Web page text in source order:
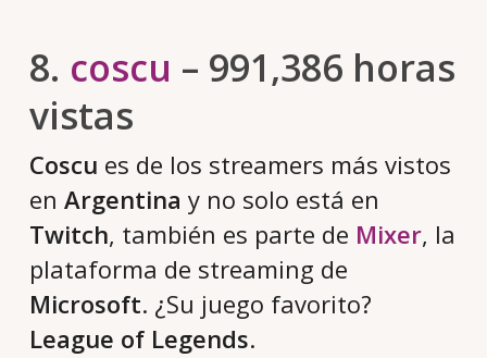
8. coscu – 991,386 horas
vistas
Coscu es de los streamers más vistos
en Argentina y no solo está en
Twitch, también es parte de Mixer, la
plataforma de streaming de
Microsoft. ¿Su juego favorito?
League of Legends.